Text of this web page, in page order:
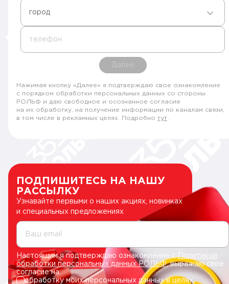
город
телефон
Далее
Нажимая кнопку «Далее» я подтверждаю свое ознакомление
с порядком обработки персональных данных со стороны
РОЛЬФ и даю свободное и осознанное согласие
на их обработку, на получение информации по каналам связи,
в том числе в рекламных целях. Подробно тут
ПОДПИШИТЕСЬ НА НАШУ
РАССЫЛКУ
Узнавайте первыми о наших акциях, новинках
и специальных предложениях
Ваш email
Настоящим я подтверждаю ознакомление сПолитикой
обработки персональных данных РОЛЬФ, выражаю свое
согласие на:
обработку моих персональных данных в целях